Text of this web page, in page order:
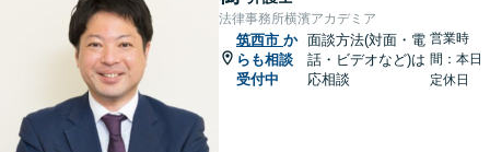
法律事務所横濱アカデミア
筑西市 か
らも相談
受付中
面談方法(対面・電
話・ビデオなど)は
応相談
営業時
間：本日
定休日